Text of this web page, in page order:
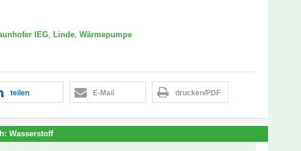
IEG Linde Wärmepumpe
teilen E-Mail drucken/PDF
Wasserstoff